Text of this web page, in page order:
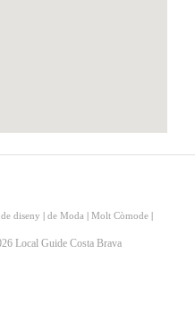
de diseny | de Moda | Molt Còmode |
Local Guide Costa Brava